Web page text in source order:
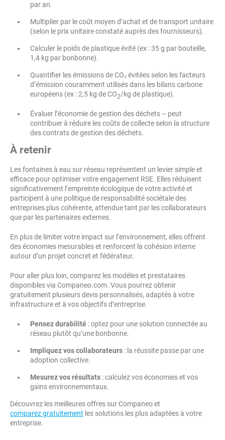
par an.
Multiplier par le coût moyen d’achat et de transport unitaire
(selon le prix unitaire constaté auprès des fournisseurs).
Calculer le poids de plastique évité (ex : 35 g par bouteille,
1,4 kg par bonbonne).
Quantifier les émissions de CO₂ évitées selon les facteurs
d’émission couramment utilisés dans les bilans carbone
européens (ex : 2,5 kg de CO2/kg de plastique).
Évaluer l’économie de gestion des déchets – peut
contribuer à réduire les coûts de collecte selon la structure
des contrats de gestion des déchets.
À retenir
Les fontaines à eau sur réseau représentent un levier simple et
efficace pour optimiser votre engagement RSE. Elles réduisent
significativement l’empreinte écologique de votre activité et
participent à une politique de responsabilité sociétale des
entreprises plus cohérente, attendue tant par les collaborateurs
que par les partenaires externes.
En plus de limiter votre impact sur l’environnement, elles offrent
des économies mesurables et renforcent la cohésion interne
autour d’un projet concret et fédérateur.
Pour aller plus loin, comparez les modèles et prestataires
disponibles via Companeo.com. Vous pourrez obtenir
gratuitement plusieurs devis personnalisés, adaptés à votre
infrastructure et à vos objectifs d’entreprise.
Pensez durabilité : optez pour une solution connectée au
réseau plutôt qu’une bonbonne.
Impliquez vos collaborateurs : la réussite passe par une
adoption collective.
Mesurez vos résultats : calculez vos économies et vos
gains environnementaux.
Découvrez les meilleures offres sur Companeo et
comparez gratuitement les solutions les plus adaptées à votre
entreprise.